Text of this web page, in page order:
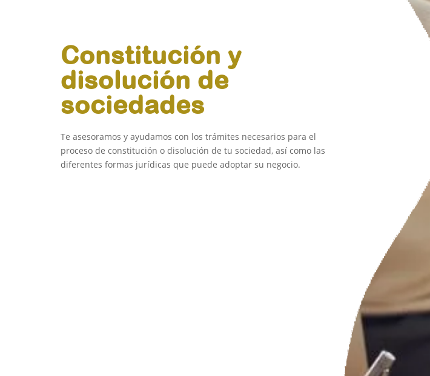
Constitución y
disolución de
sociedades
Te asesoramos y ayudamos con los trámites necesarios para el
proceso de constitución o disolución de tu sociedad, así como las
diferentes formas jurídicas que puede adoptar su negocio.